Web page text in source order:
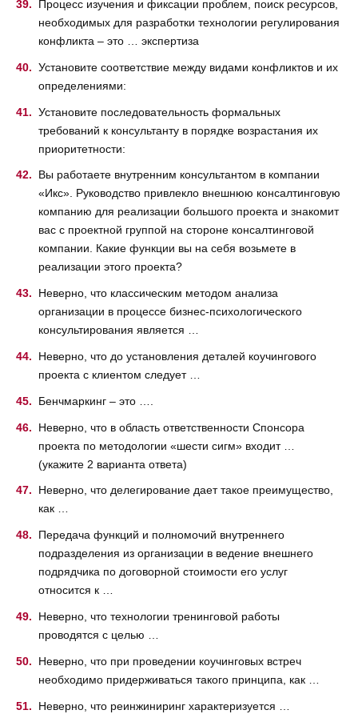
Процесс изучения и фиксации проблем, поиск ресурсов,
необходимых для разработки технологии регулирования
конфликта – это … экспертиза
Установите соответствие между видами конфликтов и их
определениями:
Установите последовательность формальных
требований к консультанту в порядке возрастания их
приоритетности:
Вы работаете внутренним консультантом в компании
«Икс». Руководство привлекло внешнюю консалтинговую
компанию для реализации большого проекта и знакомит
вас с проектной группой на стороне консалтинговой
компании. Какие функции вы на себя возьмете в
реализации этого проекта?
Неверно, что классическим методом анализа
организации в процессе бизнес-психологического
консультирования является …
Неверно, что до установления деталей коучингового
проекта с клиентом следует …
Бенчмаркинг – это ….
Неверно, что в область ответственности Спонсора
проекта по методологии «шести сигм» входит …
(укажите 2 варианта ответа)
Неверно, что делегирование дает такое преимущество,
как …
Передача функций и полномочий внутреннего
подразделения из организации в ведение внешнего
подрядчика по договорной стоимости его услуг
относится к …
Неверно, что технологии тренинговой работы
проводятся с целью …
Неверно, что при проведении коучинговых встреч
необходимо придерживаться такого принципа, как …
Неверно, что реинжиниринг характеризуется …